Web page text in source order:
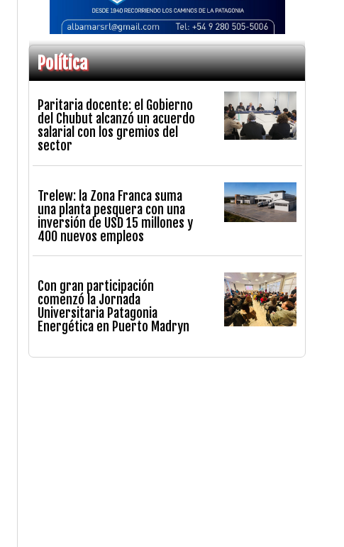
Política
Paritaria docente: el Gobierno
del Chubut alcanzó un acuerdo
salarial con los gremios del
sector
Trelew: la Zona Franca suma
una planta pesquera con una
inversión de USD 15 millones y
400 nuevos empleos
Con gran participación
comenzó la Jornada
Universitaria Patagonia
Energética en Puerto Madryn